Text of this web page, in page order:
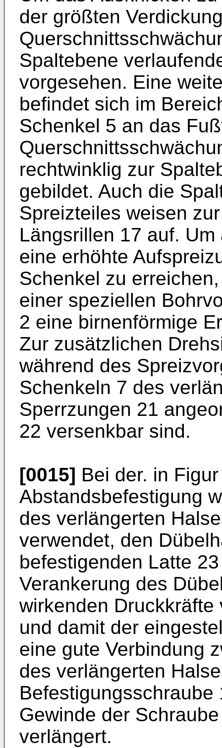
der größten
Spaltebene
vorgesehen. Eine
befindet sich im
Schenkel 5 an das
rechtwinklig zur
gebildet. Auch die
Spreizteiles weisen
Längsrillen 17 auf.
eine erhöhte
Schenkel zu
einer speziellen
2 eine birnenförmige
Zur zusätzlichen
während des
Schenkeln 7 des
Sperrzungen 21
22 versenkbar sind.
[0015] Bei der. in
Abstandsbefestigung
des verlängerten
verwendet, den
befestigenden Latte
Verankerung des
wirkenden
und damit der
eine gute Verbindung
des verlängerten
Gewinde der
verlängert.